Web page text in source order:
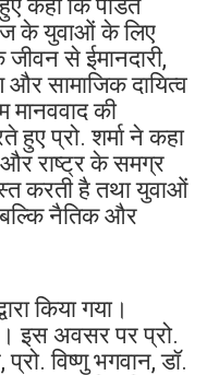
कहा कि पंडित
के युवाओं के लिए
से ईमानदारी,
सामाजिक दायित्व
मानववाद की
हुए प्रो. शर्मा ने कहा
और राष्ट्र के समग्र
करती है तथा युवाओं
बल्कि नैतिक और
किया गया।
इस अवसर पर प्रो.
विष्णु भगवान, डॉ.